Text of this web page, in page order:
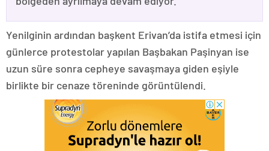
Yenilginin ardından başkent Erivan’da istifa etmesi için
günlerce protestolar yapılan Başbakan Paşinyan ise
uzun süre sonra cepheye savaşmaya giden eşiyle
birlikte bir cenaze töreninde görüntülendi.